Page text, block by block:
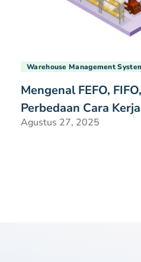
Warehouse Management
Mengenal FEFO,
Perbedaan Cara
Agustus 27, 2025